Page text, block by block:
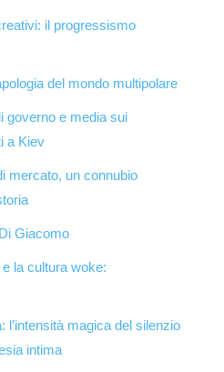
il progressismo
del mondo multipolare
governo e media sui
a Kiev
mercato, un connubio
Giacomo
la cultura woke:
l’intensità magica del silenzio
intima